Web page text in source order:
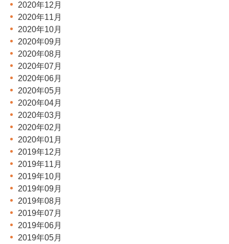
2020年12月
2020年11月
2020年10月
2020年09月
2020年08月
2020年07月
2020年06月
2020年05月
2020年04月
2020年03月
2020年02月
2020年01月
2019年12月
2019年11月
2019年10月
2019年09月
2019年08月
2019年07月
2019年06月
2019年05月